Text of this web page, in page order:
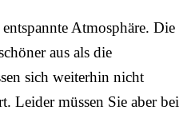
Atmosphäre. Die
aus als die
sich weiterhin nicht
Leider müssen Sie aber bei